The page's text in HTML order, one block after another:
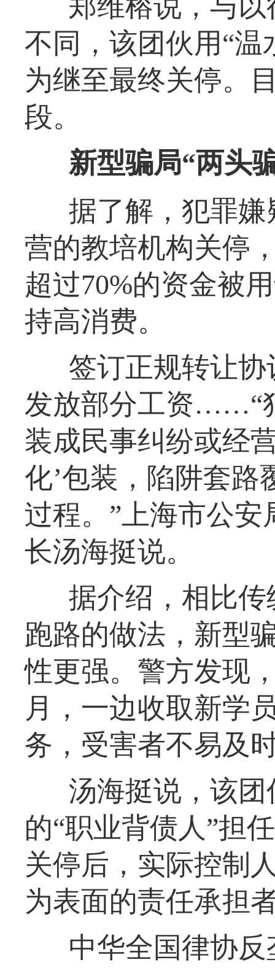
郑维榕说，与以
不同，该团伙用“
为继至最终关停。
段。
新型骗局“两头
据了解，犯罪
营的教培机构关停
超过70%的资金被
持高消费。
签订正规转让
发放部分工资……“
装成民事纠纷或经
化’包装，陷阱套
过程。”上海市公
长汤海挺说。
据介绍，相比传
跑路的做法，新型
性更强。警方发现
月，一边收取新学
务，受害者不易及
汤海挺说，该
的“职业背债人”担
关停后，实际控制
为表面的责任承担
中华全国律协